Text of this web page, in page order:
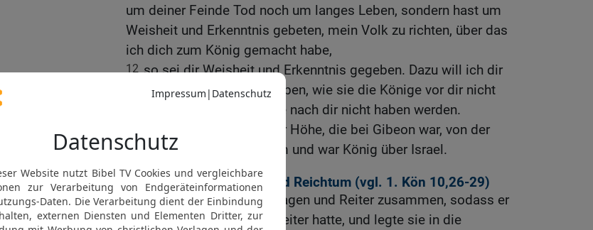
um deiner Feinde Tod noch um langes Leben, sondern hast um
Weisheit und Erkenntnis gebeten, mein Volk zu richten, über das
ich dich zum König gemacht habe,
12 so sei dir Weisheit und Erkenntnis gegeben. Dazu will ich dir
Reichtum, Gut und Ehre geben, wie sie die Könige vor dir nicht
gehabt haben und auch die nach dir nicht haben werden.
So kam Salomo von der Höhe, die bei Gibeon war, von der
Stiftshütte, nach Jerusalem und war König über Israel.
Salomos Heeresmacht und Reichtum (vgl. 1. Kön 10,26-29)
14 Und Salomo brachte Wagen und Reiter zusammen, sodass er
1400 Wagen und 12000 Reiter hatte, und legte sie in die